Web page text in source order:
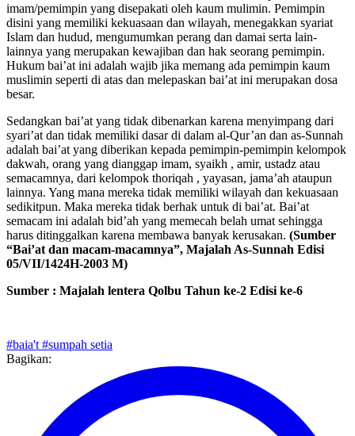
Maksud baiat dalam hadits di atas ialah baia’t taat kepada
imam/pemimpin yang disepakati oleh kaum mulimin. Pemimpin
disini yang memiliki kekuasaan dan wilayah, menegakkan syariat
Islam dan hudud, mengumumkan perang dan damai serta lain-
lainnya yang merupakan kewajiban dan hak seorang pemimpin.
Hukum bai’at ini adalah wajib jika memang ada pemimpin kaum
muslimin seperti di atas dan melepaskan bai’at ini merupakan dosa
Sedangkan bai’at yang tidak dibenarkan karena menyimpang dari
syari’at dan tidak memiliki dasar di dalam al-Qur’an dan as-Sunnah
adalah bai’at yang diberikan kepada pemimpin-pemimpin kelompok
dakwah, orang yang dianggap imam, syaikh , amir, ustadz atau
semacamnya, dari kelompok thoriqah , yayasan, jama’ah ataupun
lainnya. Yang mana mereka tidak memiliki wilayah dan kekuasaan
sedikitpun. Maka mereka tidak berhak untuk di bai’at. Bai’at
semacam ini adalah bid’ah yang memecah belah umat sehingga
harus ditinggalkan karena membawa banyak kerusakan.(Sumber
“Bai’at dan macam-macamnya”, Majalah As-Sunnah Edisi
#baia't#sumpah setia